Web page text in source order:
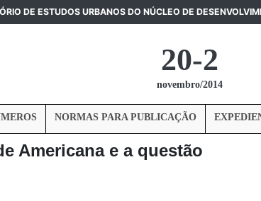
DE ESTUDOS URBANOS DO NÚCLEO DE
20-2
novembro/2014
NORMAS PARA PUBLICAÇÃO
Americana e a questão